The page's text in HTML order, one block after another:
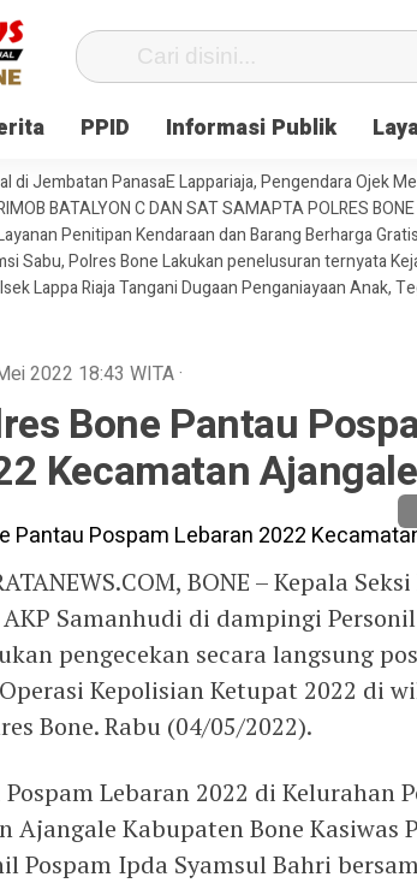
PPID Informasi Publik
di Jembatan PanasaE Lappariaja, Pengendara Ojek
BATALYON C DAN SAT SAMAPTA POLRES
Penitipan Kendaraan dan Barang Berharga
Sabu, Polres Bone Lakukan penelusuran ternyata
Lappa Riaja Tangani Dugaan Penganiayaan Anak,
2022 18:43 WITA·
Bone Pantau
Kecamatan Ajangale
BONE – Kepala
AKP Samanhudi di dampingi
pengecekan secara langsung
Kepolisian Ketupat 2022 di
Bone. Rabu (04/05/2022).
Pospam Lebaran 2022 di Kelurahan
Ajangale Kabupaten Bone Kasiwas
Pospam Ipda Syamsul Bahri